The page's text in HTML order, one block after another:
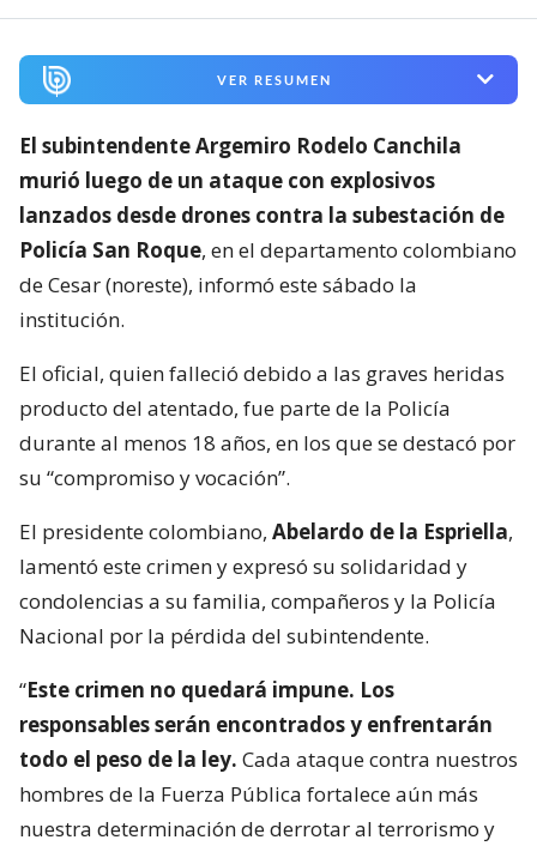
VER RESUMEN
El subintendente Argemiro Rodelo Canchila
murió luego de un ataque con explosivos
lanzados desde drones contra la subestación de
Policía San Roque, en el departamento colombiano
de Cesar (noreste), informó este sábado la
institución.
El oficial, quien falleció debido a las graves heridas
producto del atentado, fue parte de la Policía
durante al menos 18 años, en los que se destacó por
su “compromiso y vocación”.
El presidente colombiano, Abelardo de la Espriella,
lamentó este crimen y expresó su solidaridad y
condolencias a su familia, compañeros y la Policía
Nacional por la pérdida del subintendente.
“Este crimen no quedará impune. Los
responsables serán encontrados y enfrentarán
todo el peso de la ley. Cada ataque contra nuestros
hombres de la Fuerza Pública fortalece aún más
nuestra determinación de derrotar al terrorismo y